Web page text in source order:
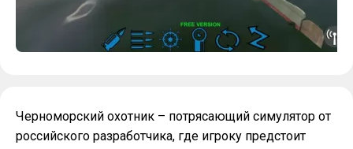
Черноморский охотник – потрясающий симулятор от
российского разработчика, где игроку предстоит